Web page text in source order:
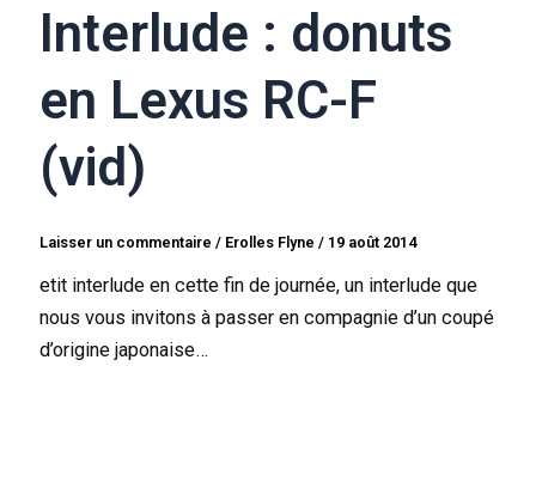
Interlude : donuts
en Lexus RC-F
(vid)
Laisser un commentaire / Erolles Flyne/ 19 août 2014
etit interlude en cette fin de journée, un interlude que
nous vous invitons à passer en compagnie d’un coupé
d’origine japonaise…